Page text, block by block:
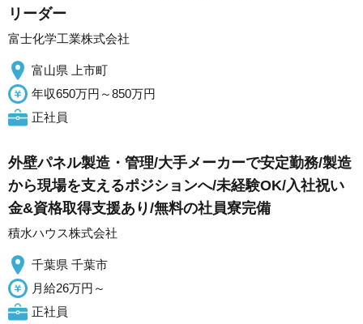
リーダー
富士化学工業株式会社
富山県 上市町
年収650万円～850万円
正社員
外壁パネル製造・管理/大手メーカーで安定勤務/製造
から現場を支えるポジションへ/未経験OK/入社祝い
金&資格取得支援あり/無料の社員寮完備
積水ハウス株式会社
千葉県 千葉市
月給26万円～
正社員